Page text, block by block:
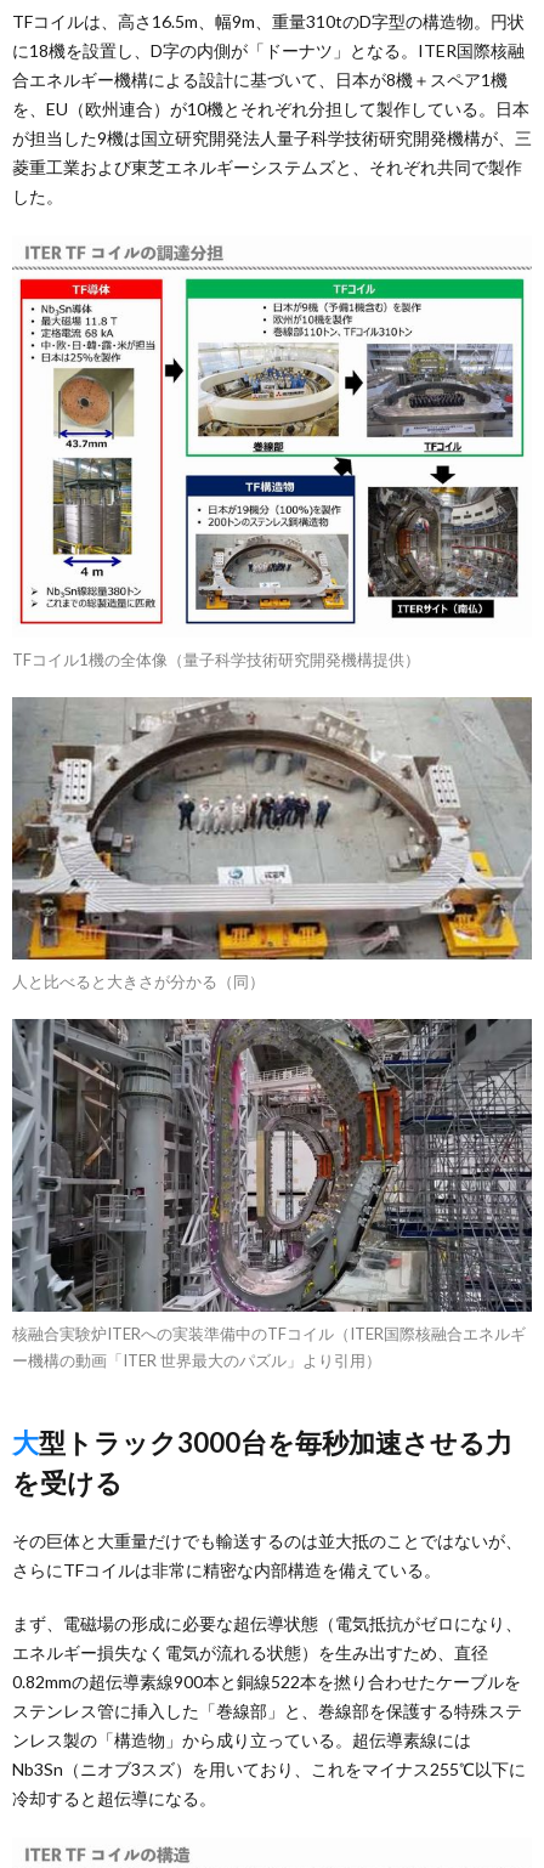
TFコイルは、高さ16.5m、幅9m、重量310tのD字型の構造物。円状
に18機を設置し、D字の内側が「ドーナツ」となる。ITER国際核融
合エネルギー機構による設計に基づいて、日本が8機＋スペア1機
を、EU（欧州連合）が10機とそれぞれ分担して製作している。日本
が担当した9機は国立研究開発法人量子科学技術研究開発機構が、三
菱重工業および東芝エネルギーシステムズと、それぞれ共同で製作
した。
TFコイル1機の全体像（量子科学技術研究開発機構提供）
人と比べると大きさが分かる（同）
核融合実験炉ITERへの実装準備中のTFコイル（ITER国際核融合エネルギ
ー機構の動画「ITER 世界最大のパズル」より引用）
大型トラック3000台を毎秒加速させる力
を受ける
その巨体と大重量だけでも輸送するのは並大抵のことではないが、
さらにTFコイルは非常に精密な内部構造を備えている。
まず、電磁場の形成に必要な超伝導状態（電気抵抗がゼロになり、
エネルギー損失なく電気が流れる状態）を生み出すため、直径
0.82mmの超伝導素線900本と銅線522本を撚り合わせたケーブルを
ステンレス管に挿入した「巻線部」と、巻線部を保護する特殊ステ
ンレス製の「構造物」から成り立っている。超伝導素線には
Nb3Sn（ニオブ3スズ）を用いており、これをマイナス255℃以下に
冷却すると超伝導になる。